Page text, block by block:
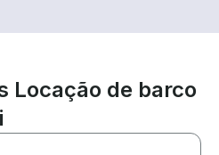
Locação de barco